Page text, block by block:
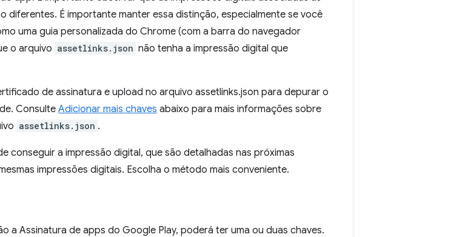
diferentes. É importante manter essa distinção, especialmente se você
uma guia personalizada do Chrome (com a barra do navegador
o arquivo assetlinks.json não tenha a impressão digital que
de assinatura e upload no arquivo assetlinks.json para depurar o
ConsulteAdicionar mais chaves abaixo para mais informações sobre
assetlinks.json .
conseguir a impressão digital, que são detalhadas nas próximas
impressões digitais. Escolha o método mais conveniente.
a Assinatura de apps do Google Play, poderá ter uma ou duas chaves.